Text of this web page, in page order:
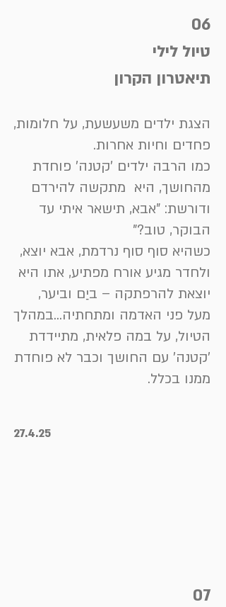
06
טיול לילי
תיאטרון הקרון
הצגת ילדים משעשעת, על חלומות,
פחדים וחיות אחרות.
כמו הרבה ילדים 'קטנה' פוחדת
מהחושך, היא מתקשה להירדם
ודורשת: "אבא, תישאר איתי עד
הבוקר, טוב?"
כשהיא סוף סוף נרדמת, אבא יוצא,
ולחדר מגיע אורח מפתיע, אתו היא
יוצאת להרפתקה – ביַם וביער,
מעל פני האדמה ומתחתיה...במהלך
הטיול, על במה פלאית, מתיידדת
'קטנה' עם החושך וכבר לא פוחדת
ממנו בכלל.
27.4.25
07